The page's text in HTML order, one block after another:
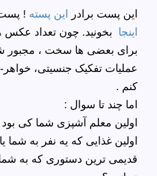
این پست برادر این پسته !
اینجا بخونید. چون تعداد عکس
برای بعضی ها سخت ، مجبور
عملیات تفکیک جنسیتی،
کنم .
اما چند تا سوال :
اولین معلم آشپزی شما کی
اولین غذایی که یه نفر به شما
قدیمی ترین دستوری که به